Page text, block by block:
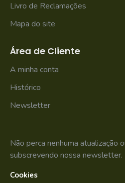
Livro de Reclamações
Mapa do site
Área de Cliente
A minha conta
Histórico
Newsletter
Não perca nenhuma atualização
subscrevendo nossa newsletter.
Cookies